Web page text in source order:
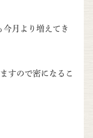
今月より増えてき
すので密になるこ